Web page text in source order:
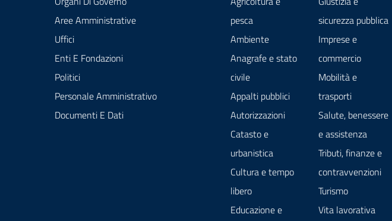
Aree Amministrative
Uffici
Enti E Fondazioni
Politici
Personale Amministrativo
Documenti E Dati
pesca
Ambiente
Anagrafe e stato
civile
Appalti pubblici
Autorizzazioni
Catasto e
urbanistica
Cultura e tempo
libero
Educazione e
sicurezza pubblica
Imprese e
commercio
Mobilità e
trasporti
Salute, benessere
e assistenza
Tributi, finanze e
contravvenzioni
Turismo
Vita lavorativa